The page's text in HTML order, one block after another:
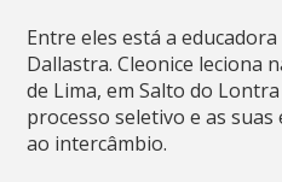
Entre eles está a
Dallastra. Cleonice leciona
de Lima, em Salto do
processo seletivo e as
ao intercâmbio.